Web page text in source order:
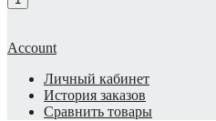
Account
Личный кабинет
История заказов
Сравнить товары